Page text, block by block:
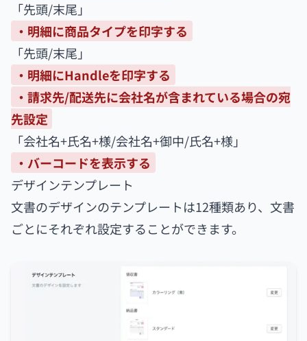
「先頭/末尾」
・明細に商品タイプを印字する
「先頭/末尾」
・明細にHandleを印字する
・請求先/配送先に会社名が含まれている場合の宛
先設定
「会社名+氏名+様/会社名+御中/氏名+様」
・バーコードを表示する
デザインテンプレート
文書のデザインのテンプレートは12種類あり、文書
ごとにそれぞれ設定することができます。